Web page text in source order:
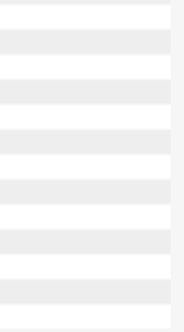
osobowych
Osobowych.
przetwarzane są
decyzji, w